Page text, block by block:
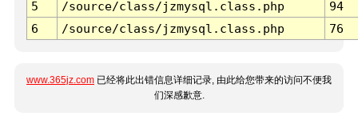
5
/source/class/jzmysql.class.php
94
6
/source/class/jzmysql.class.php 76
www.365jz.com 已经将此出错信息详细记录, 由此给您带来的访问不便我
们深感歉意.